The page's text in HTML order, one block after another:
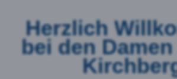
Herzlich
bei den